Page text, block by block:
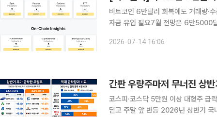
비트코인 6만달러 회복에도 거래량·
자금 유입 필요7월 전망은 6만5000달러에
있다. 현물 거래량과 온체인 활동의
2026-07-14 16:06
간판 우량주마저 무너진 상
코스피·코스닥 5만원 이상 대형주
딛고 주말 앞 반등 2026년 상반기 국내 주식시장은 대형 우량주와 각 업종 간판 종목들마저 연초